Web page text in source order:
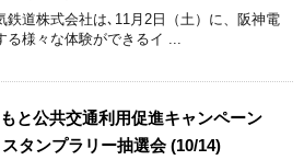
鉄道株式会社は､11月2日（土）に、阪神電
る様々な体験ができるイ ...
もと公共交通利用促進キャンペーン
タンプラリー抽選会 (10/14)